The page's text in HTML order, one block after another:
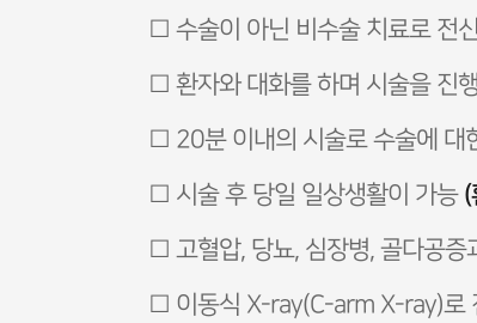
□ 수술이 아닌 비수술 치료로 전
□ 환자와 대화를 하며 시술을 진행
□ 20분 이내의 시술로 수술에 대
□ 시술 후 당일 일상생활이 가능 (
□ 고혈압, 당뇨, 심장병, 골다공증
□ 이동식 X-ray(C-arm X-ray)로